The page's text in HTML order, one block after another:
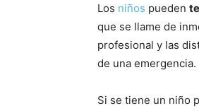
Los niños pueden
que se llame de
profesional y las
de una emergencia.
Si se tiene un niño